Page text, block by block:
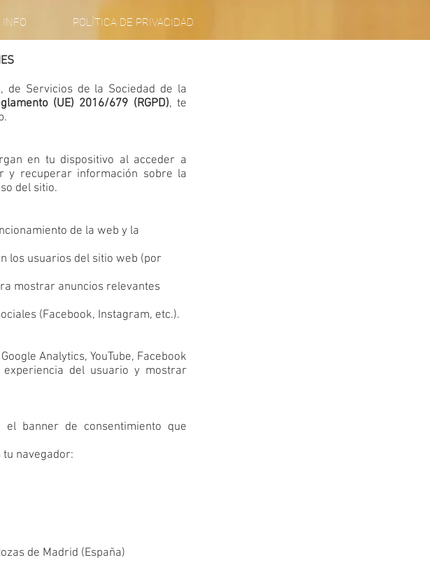
INFO POLÍTICA DE PRIVACIDAD
de Servicios de la Sociedad de la
(UE) 2016/679 (RGPD), te
en tu dispositivo al acceder a
y recuperar información sobre la
del sitio.
de la web y la
los usuarios del sitio web (por
mostrar anuncios relevantes
(Facebook, Instagram, etc.).
Analytics, YouTube, Facebook
del usuario y mostrar
banner de consentimiento que
navegador:
de Madrid (España)